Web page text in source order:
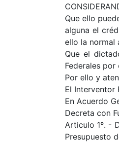
Que ello
alguna el
ello la normal
Que el
Federales
Por ello y
El Interventor
En Acuerdo
Decreta con
Articulo 1º. -
Presupuesto